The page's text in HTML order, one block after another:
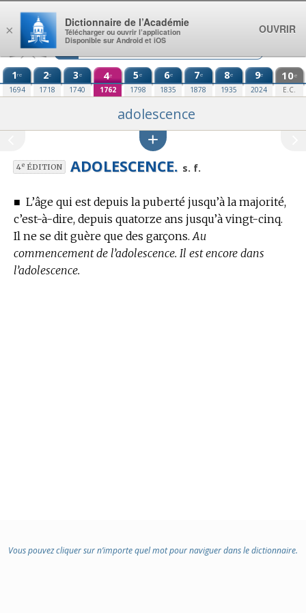
Aller au contenu
1re
1694
2e
1718
3e
1740
4e
1762
5e
1798
6e
1835
7e
1878
8e
1935
9e
2024
10e
E.C.
adolescence
4eÉDITION ADOLESCENCE. s. f.
■ L’âge qui est depuis la puberté jusqu’à la majorité,
c’est-à-dire, depuis quatorze ans jusqu’à vingt-cinq.
Il ne se dit guère que des garçons. Au
commencement de l’adolescence. Il est encore dans
l’adolescence.
Vous pouvez cliquer sur n’importe quel mot pour naviguer dans le dictionnaire.
×
Dictionnaire de l’Académie
Télécharger ou ouvrir l’application
Disponible sur Android et iOS
OUVRIR